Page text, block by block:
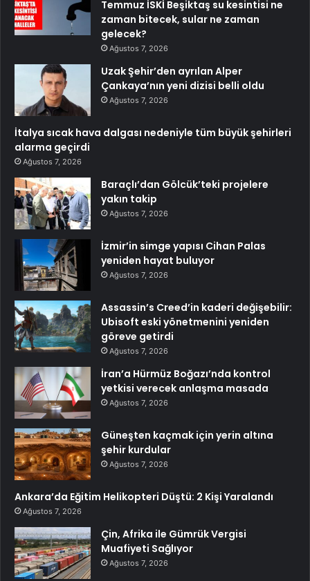
Temmuz İSKİ Beşiktaş su kesintisi ne
zaman bitecek, sular ne zaman
gelecek?
Ağustos 7, 2026
Uzak Şehir’den ayrılan Alper
Çankaya’nın yeni dizisi belli oldu
Ağustos 7, 2026
İtalya sıcak hava dalgası nedeniyle tüm büyük şehirleri
alarma geçirdi
Ağustos 7, 2026
Baraçlı’dan Gölcük’teki projelere
yakın takip
Ağustos 7, 2026
İzmir’in simge yapısı Cihan Palas
yeniden hayat buluyor
Ağustos 7, 2026
Assassin’s Creed’in kaderi değişebilir:
Ubisoft eski yönetmenini yeniden
göreve getirdi
Ağustos 7, 2026
İran’a Hürmüz Boğazı’nda kontrol
yetkisi verecek anlaşma masada
Ağustos 7, 2026
Güneşten kaçmak için yerin altına
şehir kurdular
Ağustos 7, 2026
Ankara’da Eğitim Helikopteri Düştü: 2 Kişi Yaralandı
Ağustos 7, 2026
Çin, Afrika ile Gümrük Vergisi
Muafiyeti Sağlıyor
Ağustos 7, 2026